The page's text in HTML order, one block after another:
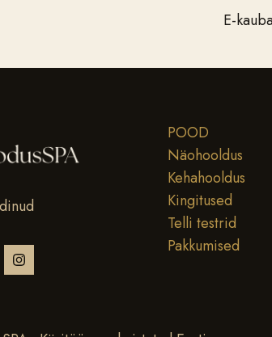
E-
POOD
Näohooldus
Kehahooldus
Kingitused
Telli testrid
Pakkumised